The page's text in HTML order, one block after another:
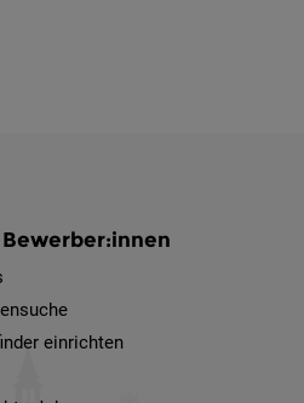
Bewerber:innen
einrichten